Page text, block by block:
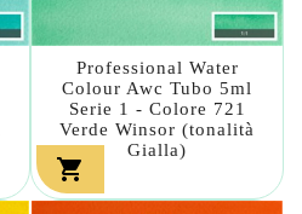
Professional Water
Colour Awc Tubo 5ml
Serie 1 - Colore 721
Verde Winsor (tonalità
Gialla)
